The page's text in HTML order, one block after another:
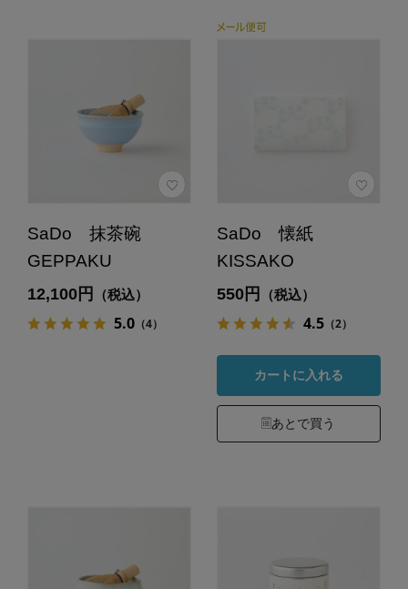
SaDo 抹茶碗
GEPPAKU
12,100円 （税込）
5.0（4）
SaDo 懐紙
KISSAKO
550円 （税込）
4.5（2）
カートに入れる
あとで買う